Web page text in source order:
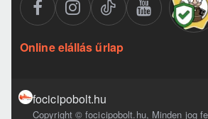
Online elállás űrlap
focicipobolt.hu
Copyright © focicipobolt.hu, Minden jog